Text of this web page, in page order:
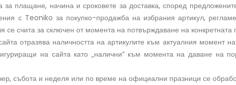
за плащане, начина и сроковете за доставка, според
с Teoniko за покупко-продажба на избрания артикул,
се счита за сключен от момента на потвърждаване на
отразява наличността на артикулите към актуалния момент
на сайта като „налични“ към момента на даване на
събота и неделя или по време на официални празници се